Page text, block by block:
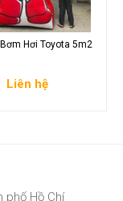
Hơi Toyota 5m2
Liên hệ
phố Hồ Chí